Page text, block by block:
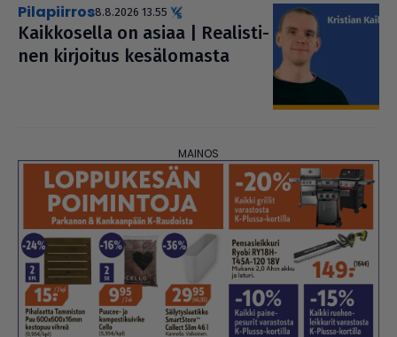
pilapiirros8.8.2026 13.55
Kaik­ko­sella on asiaa | Rea­lis­ti­
nen kirjoitus kesä­lo­masta